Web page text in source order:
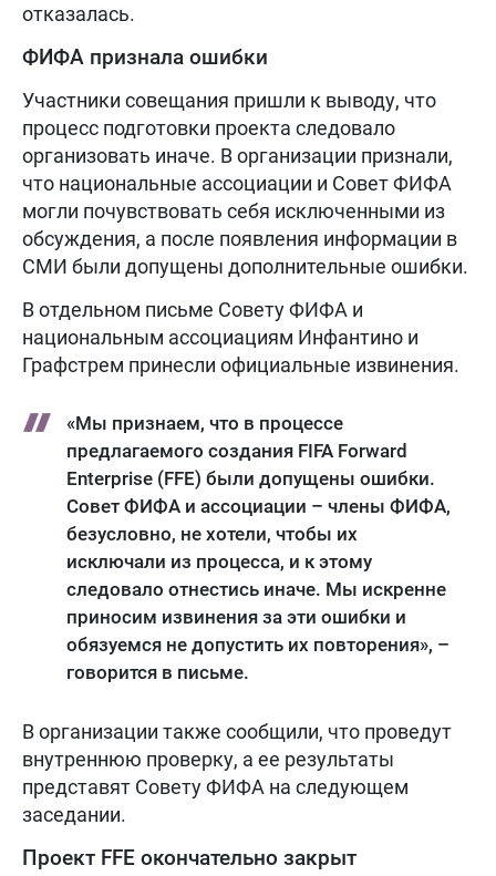
отказалась.
ФИФА признала ошибки
Участники совещания пришли к выводу, что
процесс подготовки проекта следовало
организовать иначе. В организации признали,
что национальные ассоциации и Совет ФИФА
могли почувствовать себя исключенными из
обсуждения, а после появления информации в
СМИ были допущены дополнительные ошибки.
В отдельном письме Совету ФИФА и
национальным ассоциациям Инфантино и
Графстрем принесли официальные извинения.
«Мы признаем, что в процессе
предлагаемого создания FIFA Forward
Enterprise (FFE) были допущены ошибки.
Совет ФИФА и ассоциации – члены ФИФА,
безусловно, не хотели, чтобы их
исключали из процесса, и к этому
следовало отнестись иначе. Мы искренне
приносим извинения за эти ошибки и
обязуемся не допустить их повторения», –
говорится в письме.
В организации также сообщили, что проведут
внутреннюю проверку, а ее результаты
представят Совету ФИФА на следующем
заседании.
Проект FFE окончательно закрыт